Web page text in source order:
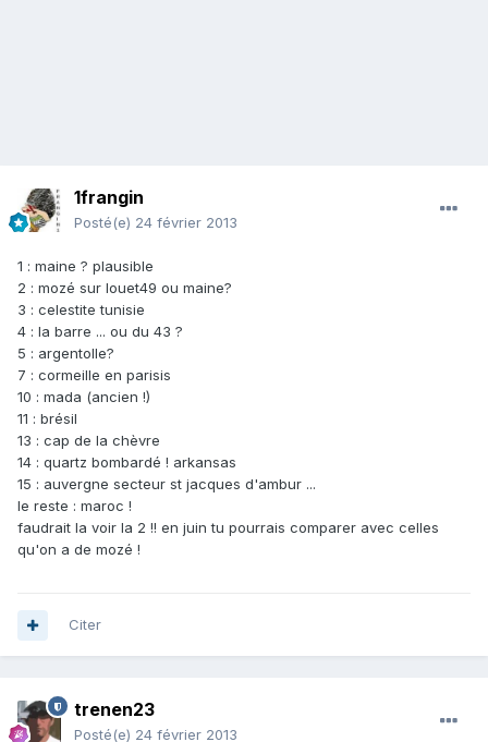
1frangin
Posté(e) 24 février 2013
1 : maine ? plausible
2 : mozé sur louet49 ou maine?
3 : celestite tunisie
4 : la barre ... ou du 43 ?
5 : argentolle?
7 : cormeille en parisis
10 : mada (ancien !)
11 : brésil
13 : cap de la chèvre
14 : quartz bombardé ! arkansas
15 : auvergne secteur st jacques d'ambur ...
le reste : maroc !
faudrait la voir la 2 !! en juin tu pourrais comparer avec celles
qu'on a de mozé !
Citer
trenen23
Posté(e) 24 février 2013